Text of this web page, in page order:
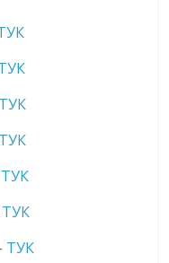
ТУК
ТУК
ТУК
ТУК
ТУК